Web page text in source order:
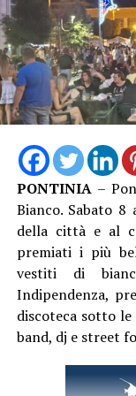
diventerà uno
riscoprendo la
travolgenti. Il
dal mare, tra
nostalgia e
i posti più lontani
Il giorno dopo,
PONTINIA–
Bianco. Sabato
della città e al
premiati i più
vestiti di
Indipendenza,
discoteca sotto
band, dj e street